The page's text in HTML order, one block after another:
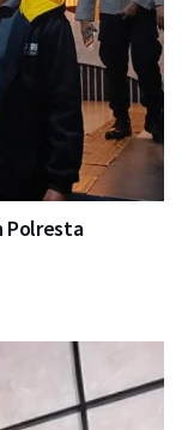
Polresta